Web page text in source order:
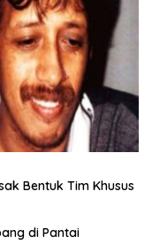
Bentuk Tim Khusus
di Pantai